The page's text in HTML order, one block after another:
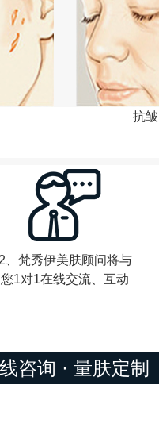
抗皱
2、梵秀伊美肤顾问将与
您1对1在线交流、互动
咨询 · 量肤定制